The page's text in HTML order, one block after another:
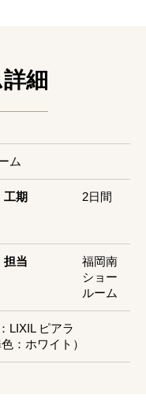
細
ム
工期 2日間
担当
福岡南
ショー
ルーム
LIXIL ピアラ
：ホワイト）